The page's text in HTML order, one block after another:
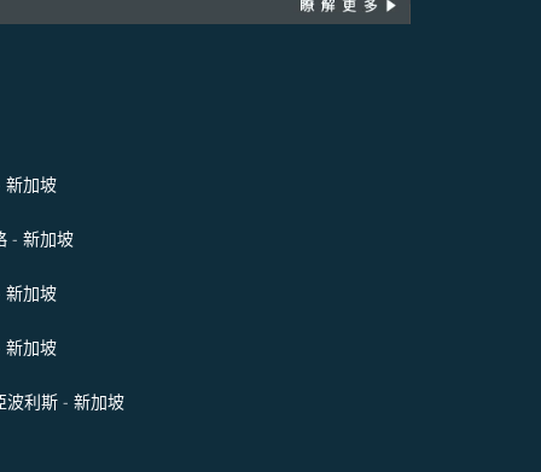
新加坡
- 新加坡
新加坡
新加坡
波利斯 - 新加坡